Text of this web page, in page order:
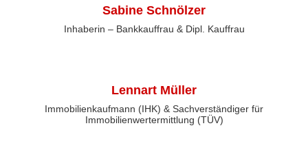
Sabine Schnölzer
Inhaberin – Bankkauffrau & Dipl. Kauffrau
Lennart Müller
Immobilienkaufmann (IHK) & Sachverständiger für
Immobilienwertermittlung (TÜV)